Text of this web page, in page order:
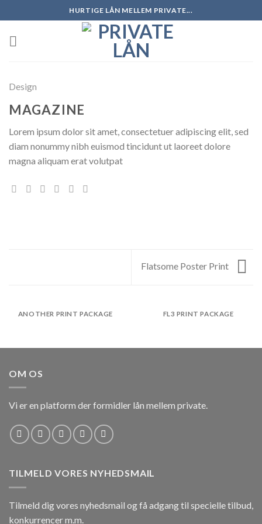
to
content
HURTIGE LÅN MELLEM PRIVATE...
Design
MAGAZINE
Lorem ipsum dolor sit amet, consectetuer adipiscing elit, sed
diam nonummy nibh euismod tincidunt ut laoreet dolore
magna aliquam erat volutpat
Flatsome Poster Print
ANOTHER PRINT PACKAGE FL3 PRINT PACKAGE
OM OS
Vi er en platform der formidler lån mellem private.
TILMELD VORES NYHEDSMAIL
Tilmeld dig vores nyhedsmail og få adgang til specielle tilbud,
konkurrencer m.m.